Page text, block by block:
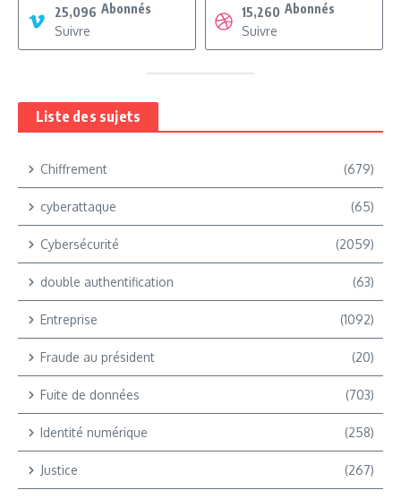
25,096 Abonnés
Suivre
15,260 Abonnés
Suivre
Liste des sujets
Chiffrement (679)
cyberattaque (65)
Cybersécurité (2059)
double authentification (63)
Entreprise (1092)
Fraude au président (20)
Fuite de données (703)
Identité numérique (258)
Justice (267)